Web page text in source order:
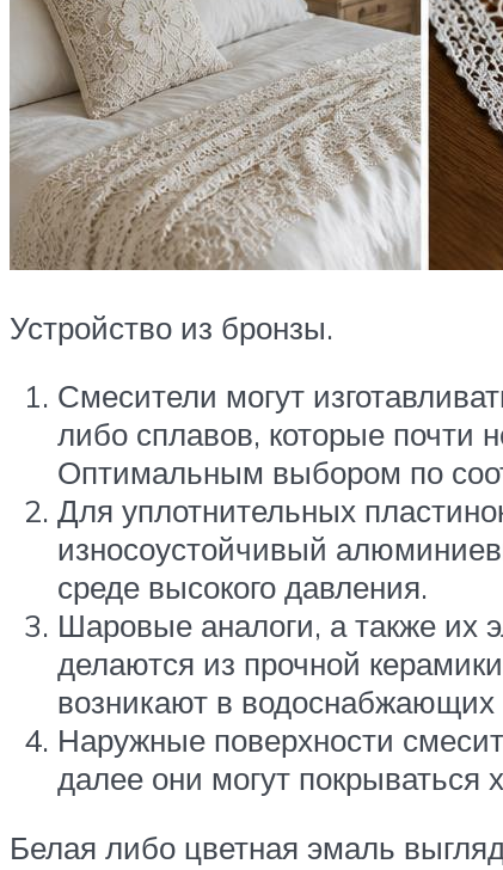
Устройство из бронзы.
Смесители могут
либо сплавов, которые почти
Оптимальным выбором по
Для уплотнительных
износоустойчивый
среде высокого давления.
Шаровые аналоги, а также их
делаются из прочной
возникают в водоснабжающих
Наружные поверхности
далее они могут
Белая либо цветная эмаль